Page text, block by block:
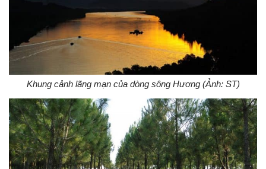
Khung cảnh lãng mạn của dòng sông Hương (Ảnh: ST)